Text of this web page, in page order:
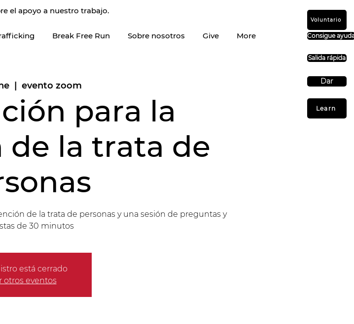
Learn
Salida rápida
Consigue
Dar
Voluntario
el apoyo a nuestro trabajo.
Break Free Run Sobre nosotros Give More
evento zoom
para la
de la trata de
de la trata de personas y una sesión de preguntas y
de 30 minutos
está cerrado
otros eventos